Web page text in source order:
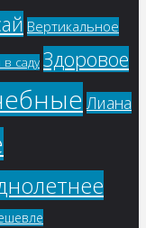
Вертикальное
в саду Здоровое
Лиана